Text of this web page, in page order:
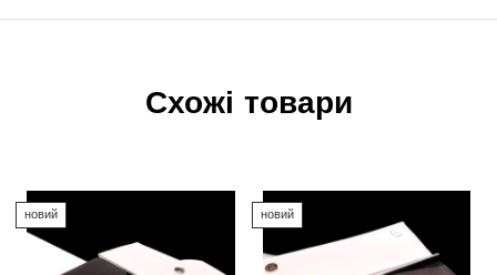
Схожі товари
новий новий